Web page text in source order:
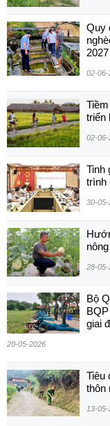
Quy
02-06-
triển
02-06-
Tinh
trình
30-05-
28-05-
Bộ
giai
20-05-2026
Tiêu
thôn
13-